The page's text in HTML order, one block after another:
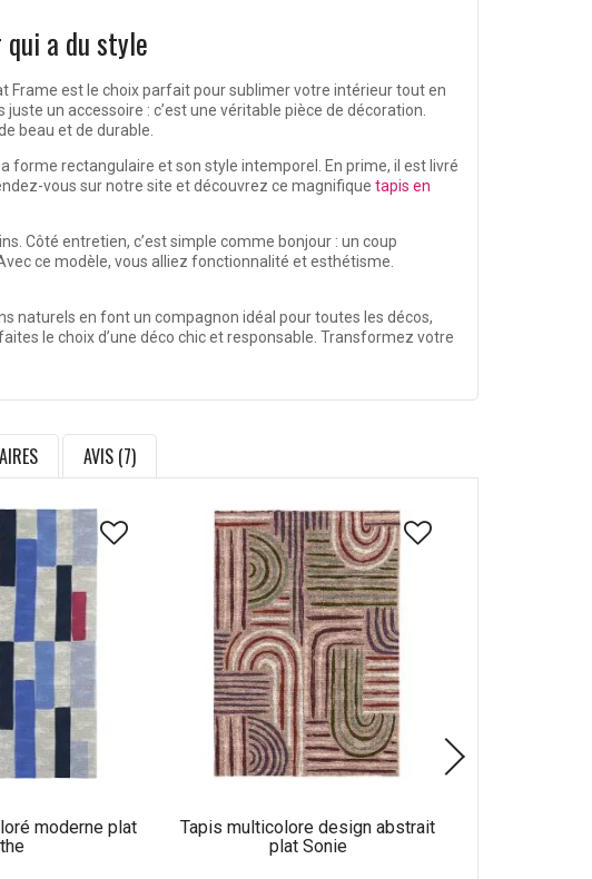
a du style
Frame est le choix parfait pour sublimer votre intérieur tout en
juste un accessoire : c’est une véritable pièce de décoration.
beau et de durable.
forme rectangulaire et son style intemporel. En prime, il est livré
vous sur notre site et découvrez ce magnifique tapis en
Côté entretien, c’est simple comme bonjour : un coup
ce modèle, vous alliez fonctionnalité et esthétisme.
naturels en font un compagnon idéal pour toutes les décos,
le choix d’une déco chic et responsable. Transformez votre
AVIS (7)
moderne plat
Tapis multicolore design abstrait
plat Sonie